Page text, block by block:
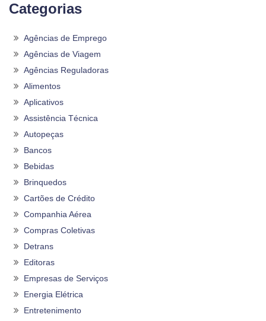
Categorias
Agências de Emprego
Agências de Viagem
Agências Reguladoras
Alimentos
Aplicativos
Assistência Técnica
Autopeças
Bancos
Bebidas
Brinquedos
Cartões de Crédito
Companhia Aérea
Compras Coletivas
Detrans
Editoras
Empresas de Serviços
Energia Elétrica
Entretenimento